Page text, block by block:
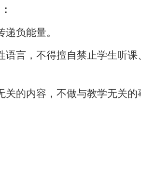
负能量。
言，不得擅自禁止学生听
的内容，不做与教学无关的